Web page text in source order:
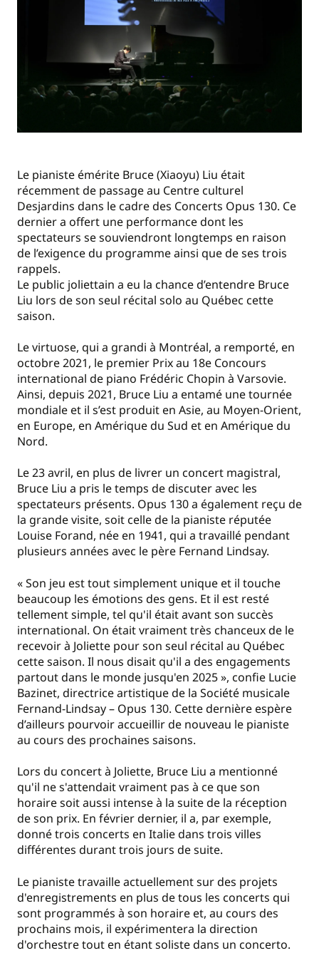
Le pianiste émérite Bruce (Xiaoyu) Liu était
récemment de passage au Centre culturel
Desjardins dans le cadre des Concerts Opus 130. Ce
dernier a offert une performance dont les
spectateurs se souviendront longtemps en raison
de l’exigence du programme ainsi que de ses trois
rappels.
Le public joliettain a eu la chance d’entendre Bruce
Liu lors de son seul récital solo au Québec cette
saison.
Le virtuose, qui a grandi à Montréal, a remporté, en
octobre 2021, le premier Prix au 18e Concours
international de piano Frédéric Chopin à Varsovie.
Ainsi, depuis 2021, Bruce Liu a entamé une tournée
mondiale et il s’est produit en Asie, au Moyen-Orient,
en Europe, en Amérique du Sud et en Amérique du
Nord.
Le 23 avril, en plus de livrer un concert magistral,
Bruce Liu a pris le temps de discuter avec les
spectateurs présents. Opus 130 a également reçu de
la grande visite, soit celle de la pianiste réputée
Louise Forand, née en 1941, qui a travaillé pendant
plusieurs années avec le père Fernand Lindsay.
« Son jeu est tout simplement unique et il touche
beaucoup les émotions des gens. Et il est resté
tellement simple, tel qu'il était avant son succès
international. On était vraiment très chanceux de le
recevoir à Joliette pour son seul récital au Québec
cette saison. Il nous disait qu'il a des engagements
partout dans le monde jusqu'en 2025 », confie Lucie
Bazinet, directrice artistique de la Société musicale
Fernand-Lindsay – Opus 130. Cette dernière espère
d’ailleurs pourvoir accueillir de nouveau le pianiste
au cours des prochaines saisons.
Lors du concert à Joliette, Bruce Liu a mentionné
qu'il ne s'attendait vraiment pas à ce que son
horaire soit aussi intense à la suite de la réception
de son prix. En février dernier, il a, par exemple,
donné trois concerts en Italie dans trois villes
différentes durant trois jours de suite.
Le pianiste travaille actuellement sur des projets
d'enregistrements en plus de tous les concerts qui
sont programmés à son horaire et, au cours des
prochains mois, il expérimentera la direction
d'orchestre tout en étant soliste dans un concerto.